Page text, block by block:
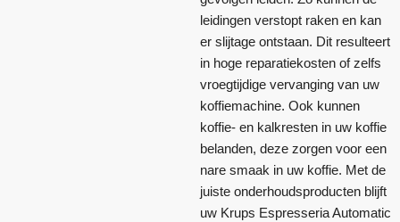
leidingen verstopt raken en kan
er slijtage ontstaan. Dit resulteert
in hoge reparatiekosten of zelfs
vroegtijdige vervanging van uw
koffiemachine. Ook kunnen
koffie- en kalkresten in uw koffie
belanden, deze zorgen voor een
nare smaak in uw koffie. Met de
juiste onderhoudsproducten blijft
uw Krups Espresseria Automatic